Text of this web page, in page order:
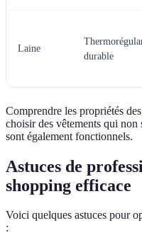
Laine
durable
Comprendre les propriétés
choisir des vêtements qui
sont également fonctionnels.
Astuces de
shopping efficace
Voici quelques astuces pour
: